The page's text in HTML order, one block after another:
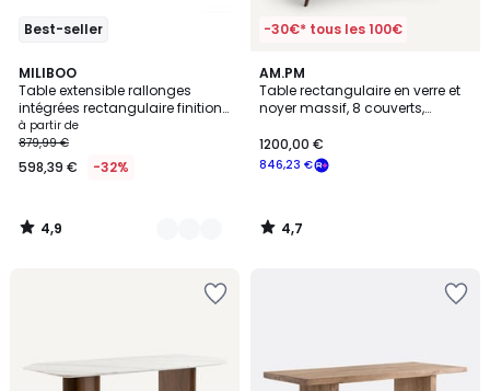
Best-seller
MILIBOO
Table extensible rallonges
intégrées rectangulaire finition
bois blanc et hévéa massif
L180-230 cm FIFTIES
à partir de
879,99 €
598,39 € -32%
4,9
/ 5
3
Couleurs
4,9
/
-30€* tous les 100€
AM.PM
Table rectangulaire en verre et
noyer massif, 8 couverts,
846,23 €
1200,00 €
4,7
/ 5
4,7
/